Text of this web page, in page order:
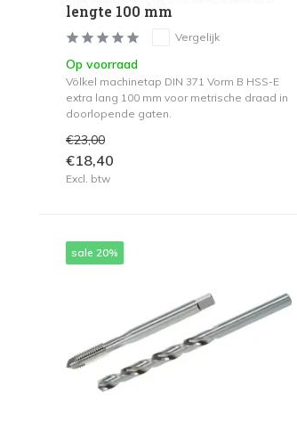
lengte 100 mm
Vergelijk
Op voorraad
Völkel machinetap DIN 371 Vorm B HSS-E
extra lang 100 mm voor metrische draad in
doorlopende gaten.
€23,00
€18,40
Excl. btw
sale 20%